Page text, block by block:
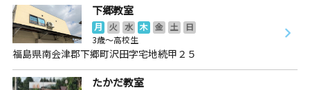
下郷教室
月 火 水 木 金 土
日
3歳～高校生
福島県南会津郡下郷町沢田字宅地続甲２５
たかだ教室